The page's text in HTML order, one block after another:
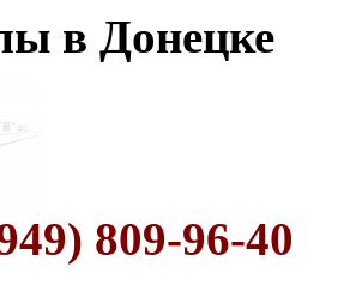
в Донецке
809-96-40